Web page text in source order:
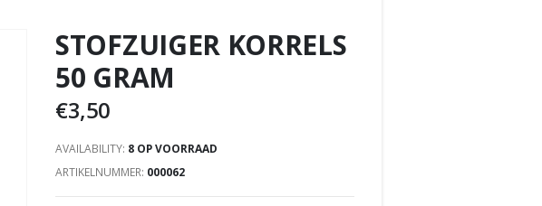
STOFZUIGER KORRELS
50 GRAM
€3,50
AVAILABILITY: 8 OP VOORRAAD
ARTIKELNUMMER: 000062